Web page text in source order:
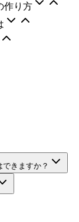
作り方
きますか？